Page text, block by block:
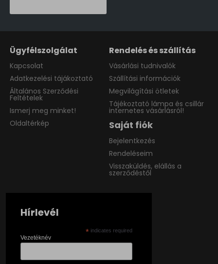
Ügyfélszolgálat
Kapcsolat
Adatkezelési tájákoztató
Általános Szerződési
Feltételek
Ismerj meg minket!
Oldaltérkép
Rendelés és szállítás
Vásárlási tudnivalók
Szállítási információk
Megvilágítási ötletek
Tájékoztató lámpa és csillár
internetes vásárlásról!
Saját fiók
Bejelentkezés
Rendeléseim
Visszaküldés, elállás a
szerződéstől
Hírlevél
* indicates required
Vezetéknév